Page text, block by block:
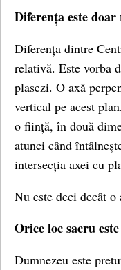
Diferența este
Diferența dintre
relativă. Este vorba
plasezi. O axă
vertical pe acest
o ființă, în două
atunci când
intersecția axei cu
Nu este deci decât
Orice loc sacru
Dumnezeu este